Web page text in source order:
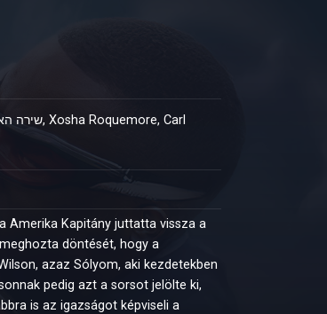
Amerika Kapitány juttatta vissza a
döntését, hogy a
azaz Sólyom, aki kezdetekben
pedig azt a sorsot jelölte ki,
is az igazságot képviseli a